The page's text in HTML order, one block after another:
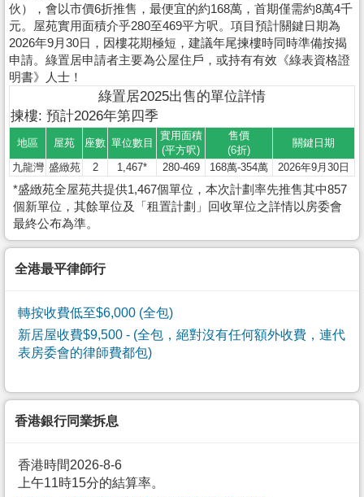
伙），會以市價6折推售，最便宜的約168萬，首期僅需約8萬4千
元。屋苑實用面積介乎280至469平方呎。項目預計關鍵日期為
2026年9月30日，因樓花期極短，建議年尾揀樓時同時準備按揭
申請。綠置居申請者主要為公屋住戶，或持有有效《綠表資格證
明書》人士！
綠置居2025出售的單位詳情
揀樓: 預計2026年第四季
地區 屋苑 座數 單位數目
實用面積
(平方呎)
售價
(6折)
關鍵日期
九龍灣 盛緻苑 2 1,467* 280-469 168萬-354萬 2026年9月30日
*盛緻苑全屋苑共提供1,467個單位，本次計劃率先推售其中857
個新單位，其餘單位及「租置計劃」回收單位之詳情以房委會
最終公布為準。
全港最平律師行
轉按收費低至$6,000 (全包)
新居屋收費$9,500 - (全包，絕對沒有任何額外收費，連代
表房委會的律師費都包)
香港銀行同業拆息
香港時間2026-8-6
上午11時15分的結算率。